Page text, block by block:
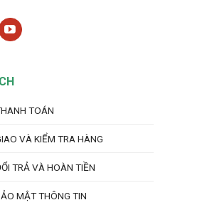
TOÁN
VÀ KIỂM TRA HÀNG
TRẢ VÀ HOÀN TIỀN
MẬT THÔNG TIN